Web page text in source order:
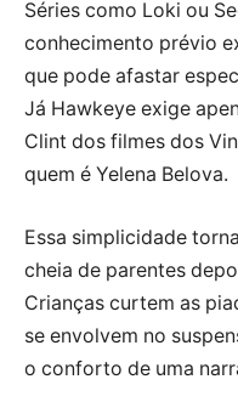
Séries como Loki ou
conhecimento prévio
que pode afastar
Já Hawkeye exige
Clint dos filmes dos
quem é Yelena Belova.
Essa simplicidade
cheia de parentes
Crianças curtem as
se envolvem no
o conforto de uma